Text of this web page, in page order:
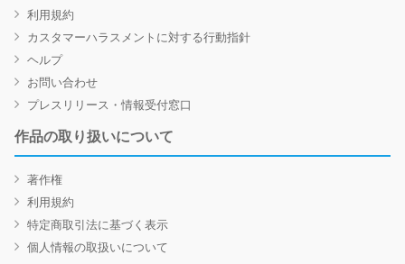
利用規約
カスタマーハラスメントに対する行動指針
ヘルプ
お問い合わせ
プレスリリース・情報受付窓口
作品の取り扱いについて
著作権
利用規約
特定商取引法に基づく表示
個人情報の取扱いについて